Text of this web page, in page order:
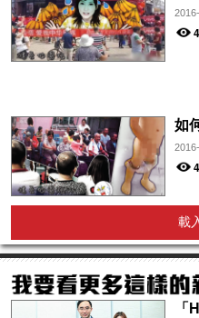
如
載
「